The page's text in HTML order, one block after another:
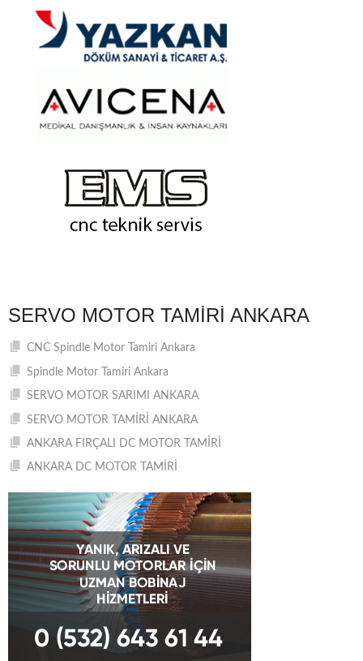
SERVO MOTOR TAMIRI ANKARA
CNC Spindle Motor Tamiri Ankara
Spindle Motor Tamiri Ankara
SERVO MOTOR SARIMI ANKARA
SERVO MOTOR TAMİRİ ANKARA
ANKARA FIRÇALI DC MOTOR TAMİRİ
ANKARA DC MOTOR TAMİRİ